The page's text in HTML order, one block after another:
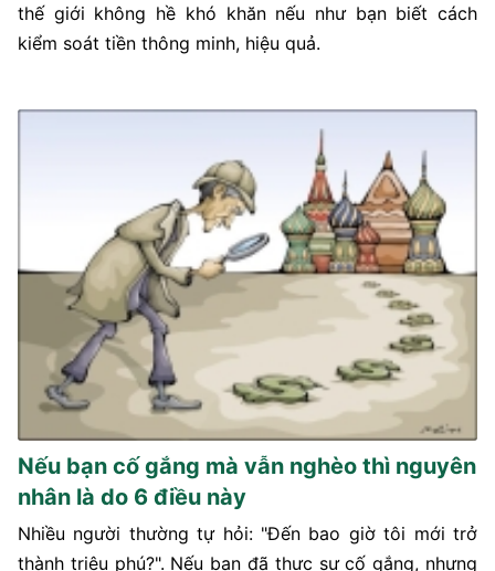
thế giới không hề khó khăn nếu như bạn biết cách
kiểm soát tiền thông minh, hiệu quả.
Nếu bạn cố gắng mà vẫn nghèo thì nguyên
nhân là do 6 điều này
Nhiều người thường tự hỏi: "Đến bao giờ tôi mới trở
thành triệu phú?". Nếu bạn đã thực sự cố gắng, nhưng